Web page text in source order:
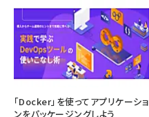
「Docker」を使ってアプリケーショ
ンをパッケージングしよう